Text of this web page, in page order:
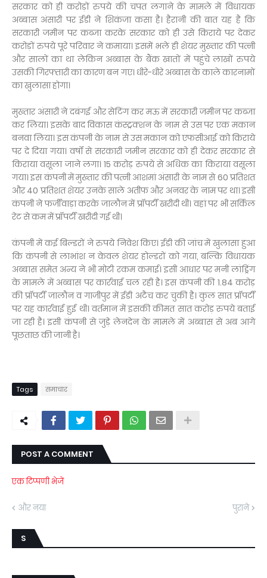
सरकार को ही करोड़ों रुपये की चपत लगाने के मामले में विधायक
अब्बास अंसारी पर ईडी ने शिकंजा कसा है। हैरानी की बात यह है कि
सरकारी जमीन पर कब्जा करके सरकार को ही उसे किराये पर देकर
करोड़ों रुपये पूरे परिवार ने कमाया। इसमें भले ही शेयर मुख्तार की पत्नी
और सालों का था लेकिन अब्बास के बैंक खातों में पहुंचे लाखों रुपये
उसकी गिरफ्तारी का कारण बन गए। धीरे-धीरे अब्बास के काले कारनामों
का खुलासा होगा।
मुख्तार अंसारी ने दबंगई और सेटिंग कर मऊ में सरकारी जमीन पर कब्जा
कर लिया। इसके बाद विकास कंस्ट्रक्शन के नाम से उस पर एक मकान
बनवा लिया। इस कंपनी के नाम से उस मकान को एफसीआई को किराये
पर दे दिया गया। वर्षों से सरकारी जमीन सरकार को ही देकर सरकार से
किराया वसूला जाने लगा। 15 करोड़ रुपये से अधिक का किराया वसूला
गया। इस कंपनी में मुख्तार की पत्नी आशमां अंसारी के नाम से 60 प्रतिशत
और 40 प्रतिशत शेयर उनके साले अतीफ और अनवर के नाम पर था। इसी
कंपनी ने फर्जीवाड़ा करके जालौन में प्रॉपर्टी खरीदी थी। वहां पर भी सर्किल
रेट से कम में प्रॉपर्टी खरीदी गई थी।
कंपनी में कई बिल्डरों ने रुपये निवेश किए। ईडी की जांच में खुलासा हुआ
कि कंपनी से लाभांश न केवल शेयर होल्डरों को गया, बल्कि विधायक
अब्बास समेत अन्य ने भी मोटी रकम कमाई। इसी आधार पर मनी लांड्रिंग
के मामले में अब्बास पर कार्रवाई चल रही है। इस कंपनी की 1.84 करोड़
की प्रॉपर्टी जालौन व गाजीपुर में ईडी अटैच कर चुकी है। कुल सात प्रॉपर्टी
पर यह कार्रवाई हुई थी। वर्तमान में इसकी कीमत सात करोड़ रुपये बताई
जा रही है। इसी कंपनी से जुड़े लेनदेन के मामले में अब्बास से अब आगे
पूछताछ की जानी है।
Tags समाचार
POST A COMMENT
एक टिप्पणी भेजें
और नया पुराने
S